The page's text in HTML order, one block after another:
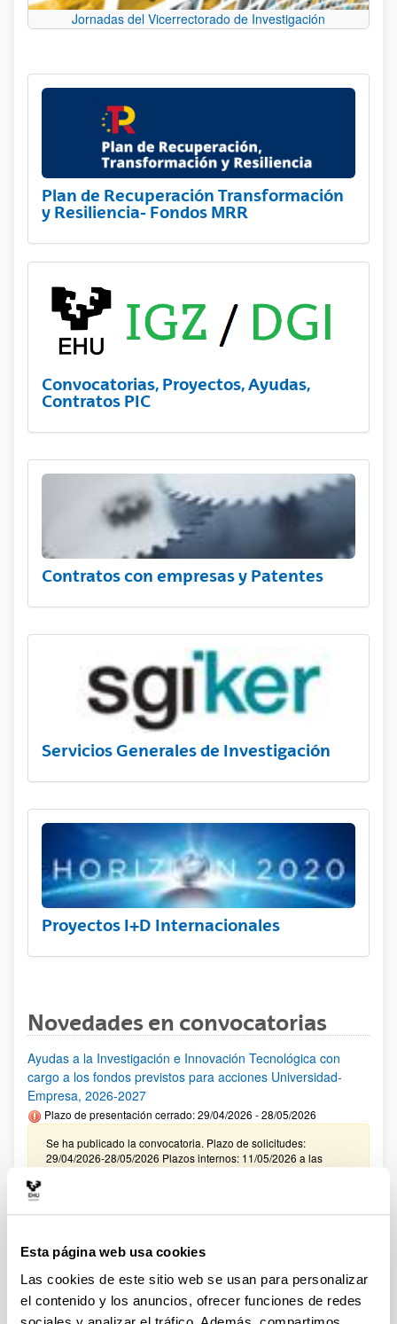
Esta página web usa cookies
Las cookies de este sitio web se usan para personalizar
el contenido y los anuncios, ofrecer funciones de redes
Jornadas del Vicerrectorado de Investigación
Plan de Recuperación Transformación
y Resiliencia- Fondos MRR
Convocatorias, Proyectos, Ayudas,
Contratos PIC
Contratos con empresas y Patentes
Servicios Generales de Investigación
Proyectos I+D Internacionales
Novedades en convocatorias
Ayudas a la Investigación e Innovación Tecnológica con
cargo a los fondos previstos para acciones Universidad-
Empresa, 2026-2027
Plazo de presentación cerrado: 29/04/2026 - 28/05/2026
Se ha publicado la convocatoria. Plazo de solicitudes:
29/04/2026-28/05/2026 Plazos internos: 11/05/2026 a las
CONVOCATORIA INCENTIVACIÓN PARA LA
"PROGRAMA ATRAE 2026"
Plazo de presentación cerrado: 23/04/2026 - 04/06/2026
Envío de la Expresión de Interés. Plazo interno 25 de mayo de
2026. Envío resto de documentación necesaria. Plazo interno